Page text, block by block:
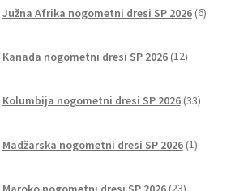
Južna Afrika nogometni dresi SP 2026 6izdelkov
Kanada nogometni dresi SP 2026 12izdelkov
Kolumbija nogometni dresi SP 2026 33izdelkov
Madžarska nogometni dresi SP 2026 1izdelek